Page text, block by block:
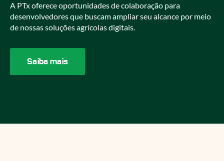
A PTx oferece oportunidades de colaboração para
desenvolvedores que buscam ampliar seu alcance por meio
de nossas soluções agrícolas digitais.
Saiba mais